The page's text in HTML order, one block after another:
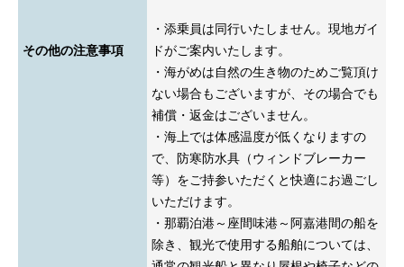
その他の注意事項
・添乗員は同行いたしません。現地ガイ
ドがご案内いたします。
・海がめは自然の生き物のためご覧頂け
ない場合もございますが、その場合でも
補償・返金はございません。
・海上では体感温度が低くなりますの
で、防寒防水具（ウィンドブレーカー
等）をご持参いただくと快適にお過ごし
いただけます。
・那覇泊港～座間味港～阿嘉港間の船を
除き、観光で使用する船舶については、